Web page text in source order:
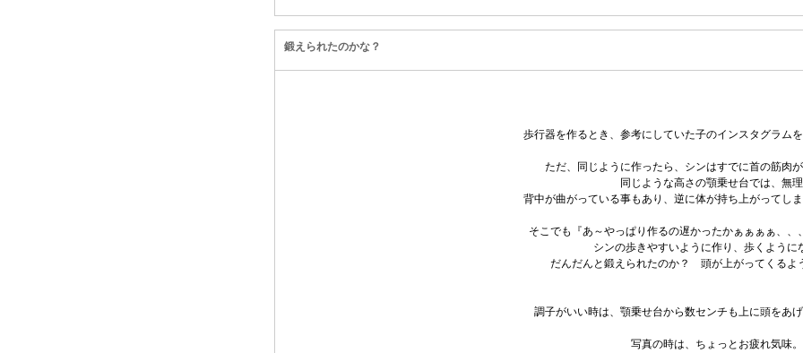
鍛えられたのかな？
歩行器を作るとき、参考にしていた子のインスタグラム
ただ、同じように作ったら、シンはすでに首の筋肉
同じような高さの顎乗せ台では、無
背中が曲がっている事もあり、逆に体が持ち上がってし
そこでも『あ～やっぱり作るの遅かったかぁぁぁぁ、、
シンの歩きやすいように作り、歩くように
だんだんと鍛えられたのか？ 頭が上がってくるよ
調子がいい時は、顎乗せ台から数センチも上に頭をあ
写真の時は、ちょっとお疲れ気味。